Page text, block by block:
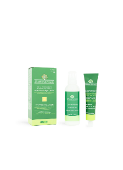
TRATTAMENTO
HAIR